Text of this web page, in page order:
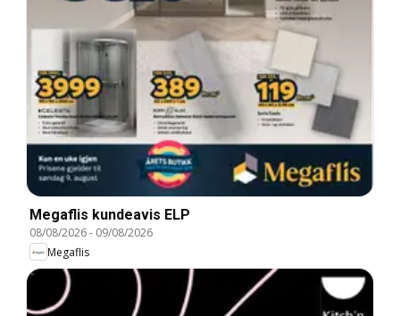
Megaflis kundeavis ELP
08/08/2026- 09/08/2026
Megaflis